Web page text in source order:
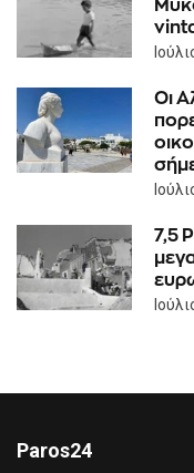
Οι
7,5
Paros24